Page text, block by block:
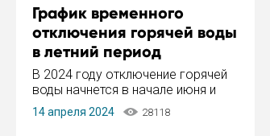
Пахомов.
График временного
отключения горячей воды
в летний период
В 2024 году отключение горячей
воды начнется в начале июня и
завершится в конце августа.
Период отключения составит не
14 апреля 2024 28118